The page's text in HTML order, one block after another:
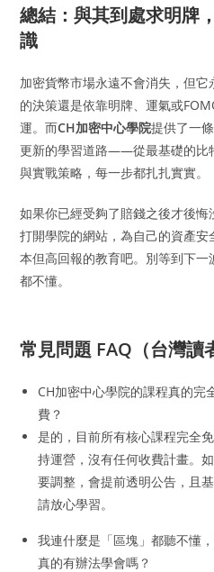
總結：與其到處求明牌
識
加密貨幣市場永遠不會消失，但
的決策還是依靠明牌、運氣或
運。而CH加密中心學院提供了一
更新的學習道路——從最基礎的比
與實戰策略，每一步都扎扎實實。
如果你已經受夠了賠錢之後才後悔
打開學院的網站，為自己的資產
本但高回報的教育吧。別等到下
都不懂。
常見問題 FAQ（台灣讀
CH加密中心學院的課程真的完
費？
是的，目前所有核心課程完全
持運營，沒有任何收費計畫。
要調整，會提前透明公告，且
請放心學習。
我連什麼是「區塊」都聽不懂
真的有辦法學會嗎？